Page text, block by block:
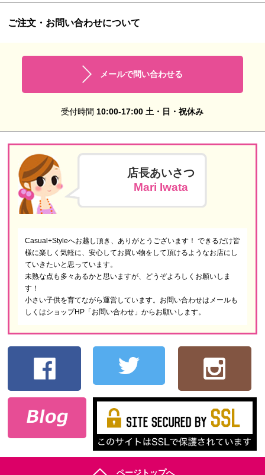
ご注文・お問い合わせについて
メールで問い合わせる
受付時間 10:00-17:00 土・日・祝休み
店長あいさつ
Mari Iwata
Casual+Styleへお越し頂き、ありがとうございます！ できるだけ皆
様に楽しく気軽に、安心してお買い物をして頂けるようなお店にし
ていきたいと思っています。
未熟な点も多々あるかと思いますが、どうぞよろしくお願いしま
す！
小さい子供を育てながら運営しています。お問い合わせはメールも
しくはショップHP「お問い合わせ」からお願いします。
ページトップへ